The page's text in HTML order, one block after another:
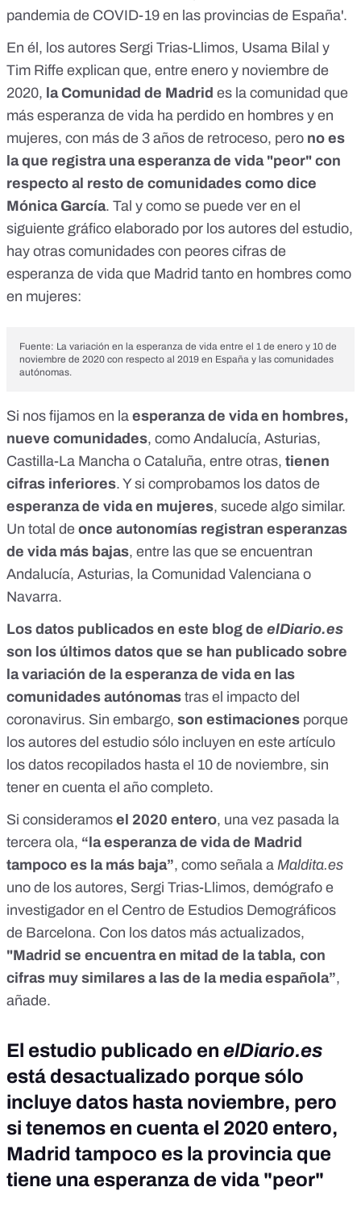
pandemia de COVID-19 en las provincias de España'.
En él, los autores Sergi Trias-Llimos, Usama Bilal y
Tim Riffe explican que, entre enero y noviembre de
2020, la Comunidad de Madrid es la comunidad que
más esperanza de vida ha perdido en hombres y en
mujeres, con más de 3 años de retroceso, pero no es
la que registra una esperanza de vida "peor" con
respecto al resto de comunidades como dice
Mónica García. Tal y como se puede ver en el
siguiente gráfico elaborado por los autores del estudio,
hay otras comunidades con peores cifras de
esperanza de vida que Madrid tanto en hombres como
en mujeres:
Fuente: La variación en la esperanza de vida entre el 1 de enero y 10 de
noviembre de 2020 con respecto al 2019 en España y las comunidades
autónomas.
Si nos fijamos en la esperanza de vida en hombres,
nueve comunidades, como Andalucía, Asturias,
Castilla-La Mancha o Cataluña, entre otras, tienen
cifras inferiores. Y si comprobamos los datos de
esperanza de vida en mujeres, sucede algo similar.
Un total de once autonomías registran esperanzas
de vida más bajas, entre las que se encuentran
Andalucía, Asturias, la Comunidad Valenciana o
Navarra.
Los datos publicados en este blog de elDiario.es
son los últimos datos que se han publicado sobre
la variación de la esperanza de vida en las
comunidades autónomas tras el impacto del
coronavirus. Sin embargo, son estimaciones porque
los autores del estudio sólo incluyen en este artículo
los datos recopilados hasta el 10 de noviembre, sin
tener en cuenta el año completo.
Si consideramos el 2020 entero, una vez pasada la
tercera ola, “la esperanza de vida de Madrid
tampoco es la más baja”, como señala a Maldita.es
uno de los autores, Sergi Trias-Llimos, demógrafo e
investigador en el Centro de Estudios Demográficos
de Barcelona. Con los datos más actualizados,
"Madrid se encuentra en mitad de la tabla, con
cifras muy similares a las de la media española”,
añade.
El estudio publicado en elDiario.es
está desactualizado porque sólo
incluye datos hasta noviembre, pero
si tenemos en cuenta el 2020 entero,
Madrid tampoco es la provincia que
tiene una esperanza de vida "peor"